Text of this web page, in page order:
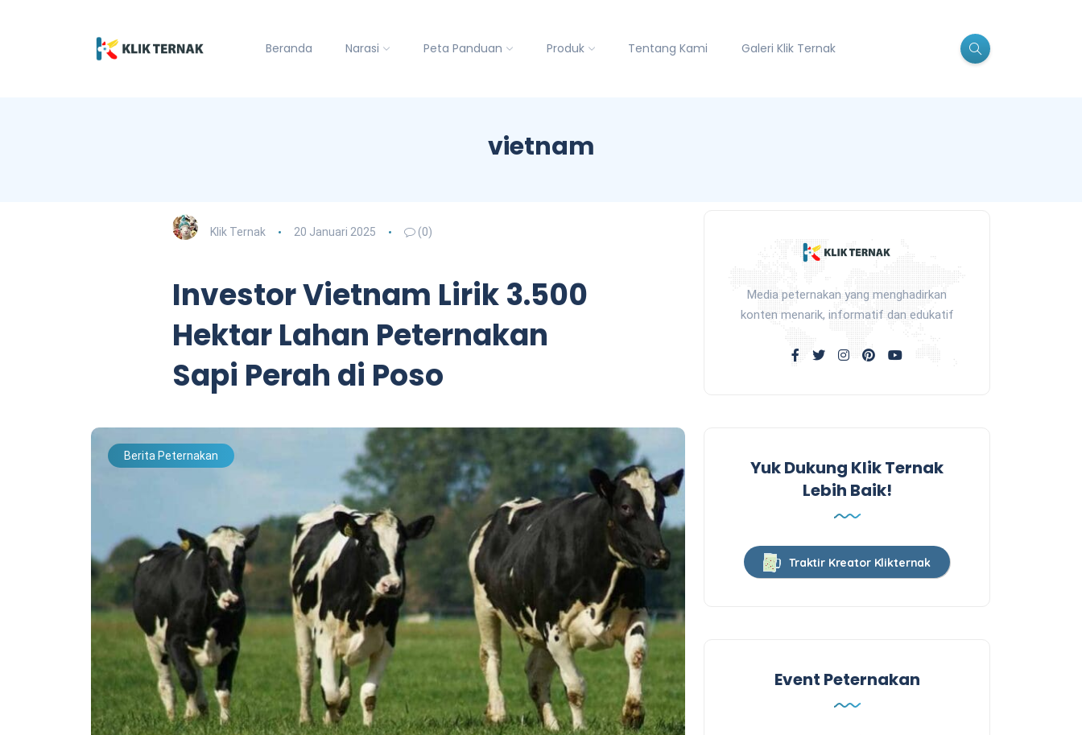
Beranda Narasi Peta Panduan Produk Tentang Kami Galeri Klik Ternak
vietnam
Klik Ternak 20 Januari 2025 (0)
Investor Vietnam Lirik 3.500
Hektar Lahan Peternakan
Sapi Perah di Poso
Berita Peternakan
Media peternakan yang menghadirkan
konten menarik, informatif dan edukatif
Yuk Dukung Klik Ternak
Lebih Baik!
Traktir Kreator Klikternak
Event Peternakan